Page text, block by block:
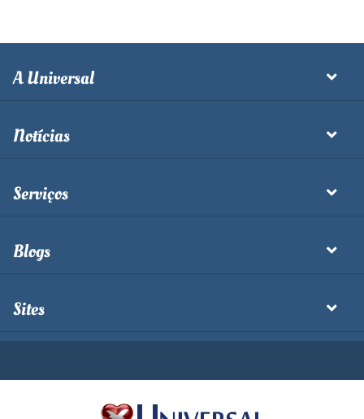
A Universal
Notícias
Serviços
Blogs
Sites